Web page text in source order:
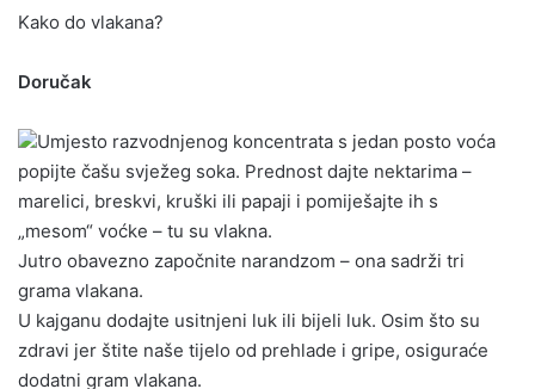
Kako do vlakana?
Doručak
Umjesto razvodnjenog koncentrata s jedan posto voća
popijte čašu svježeg soka. Prednost dajte nektarima –
marelici, breskvi, kruški ili papaji i pomiješajte ih s
„mesom“ voćke – tu su vlakna.
Jutro obavezno započnite narandzom – ona sadrži tri
grama vlakana.
U kajganu dodajte usitnjeni luk ili bijeli luk. Osim što su
zdravi jer štite naše tijelo od prehlade i gripe, osiguraće
dodatni gram vlakana.